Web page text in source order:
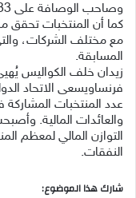
وصاحب الوصافة على 33 مليون دولار والبطل على 50 مليون دولار.
كما أن المنتخبات تحقق
مع مختلف الشركات،
المسابقة.
زيدان خلف الكواليس
فرنساويسعى الاتحاد
عدد المنتخبات المشاركة
والعائدات المالية.
التوازن المالي لمعظم
النفقات.
شارك هذا الموضوع: